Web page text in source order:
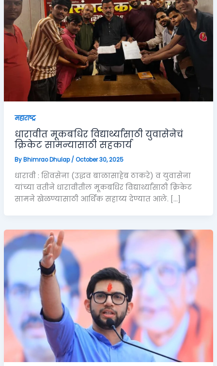
महाराष्ट्र
धारावीत मूकबधिर विद्यार्थ्यांसाठी युवासेनेचं
क्रिकेट सामन्यासाठी सहकार्य
ByBhimrao Dhulap/ October 30, 2025
धारावी : शिवसेना (उद्धव बाळासाहेब ठाकरे) व युवासेना
यांच्या वतीने धारावीतील मूकबधिर विद्यार्थ्यांसाठी क्रिकेट
सामने खेळण्यासाठी आर्थिक सहाय्य देण्यात आले. […]